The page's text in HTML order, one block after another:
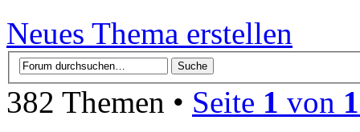
Neues Thema erstellen
382 Themen • Seite 1 von